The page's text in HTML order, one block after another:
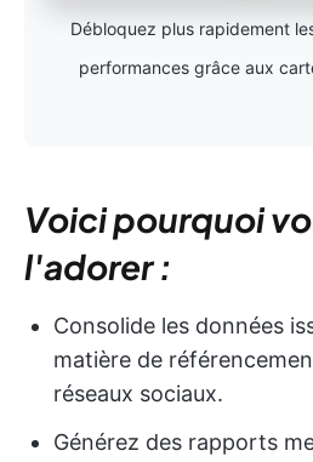
Débloquez plus rapidement
performances grâce aux
Voici pourquoi
l'adorer :
Consolide les données
matière de
réseaux sociaux.
Générez des rapports